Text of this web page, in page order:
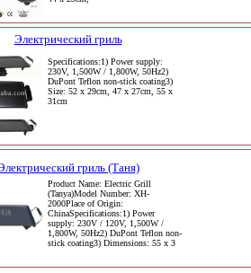
Электрический гриль
Specifications:1) Power supply:
230V, 1,500W / 1,800W, 50Hz2)
DuPont Teflon non-stick coating3)
Size: 52 x 29cm, 47 x 27cm, 55 x
31cm
гриль (Таня)
Product Name: Electric Grill
(Tanya)Model Number: XH-
2000Place of Origin:
ChinaSpecifications:1) Power
supply: 230V / 120V, 1,500W /
1,800W, 50Hz2) DuPont Teflon non-
stick coating3) Dimensions: 55 x 3